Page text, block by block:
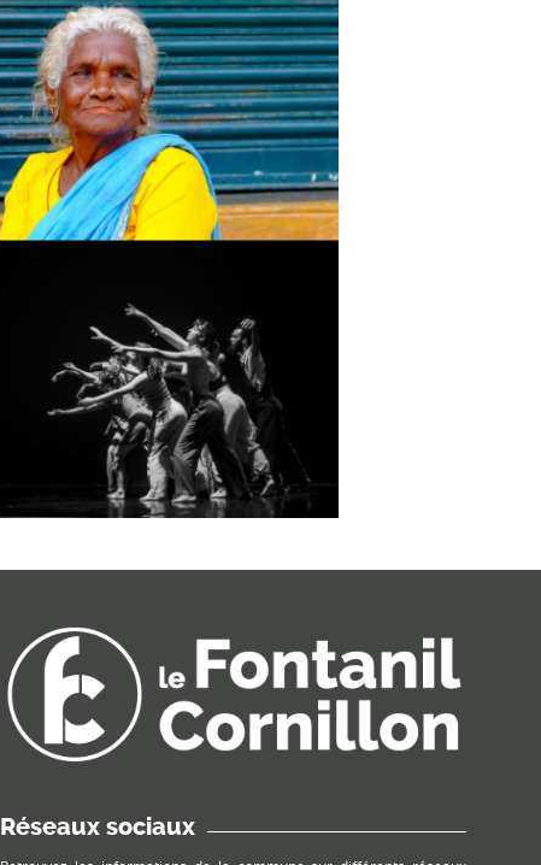
Réseaux sociaux